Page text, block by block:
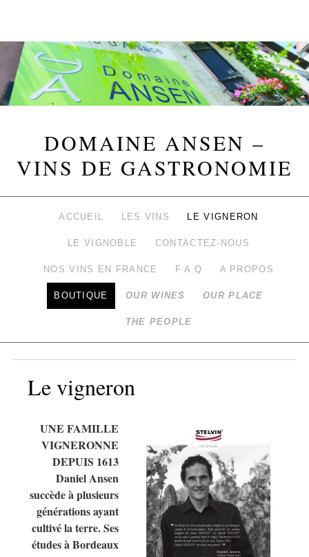
DOMAINE ANSEN –
VINS DE GASTRONOMIE
ACCUEIL LES VINS LE VIGNERON
LE VIGNOBLE CONTACTEZ-NOUS
NOS VINS EN FRANCE F A Q A PROPOS
BOUTIQUE OUR WINES OUR PLACE
THE PEOPLE
Le vigneron
UNE FAMILLE
VIGNERONNE
DEPUIS 1613
Daniel Ansen
succède à plusieurs
générations ayant
cultivé la terre. Ses
études à Bordeaux